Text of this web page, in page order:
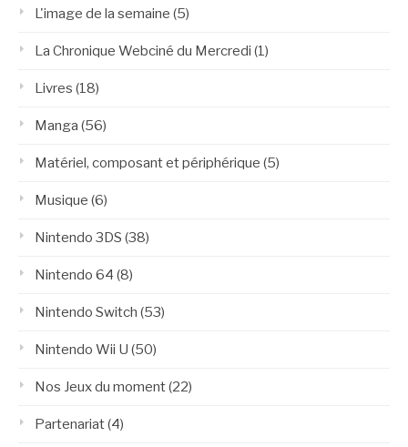
L'image de la semaine (5)
La Chronique Webciné du Mercredi (1)
Livres (18)
Manga (56)
Matériel, composant et périphérique (5)
Musique (6)
Nintendo 3DS (38)
Nintendo 64 (8)
Nintendo Switch (53)
Nintendo Wii U (50)
Nos Jeux du moment(22)
Partenariat(4)